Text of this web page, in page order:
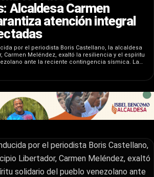
Alcaldesa Carmen
atención integral
por el periodista Boris Castellano, la alcaldesa
Carmen Meléndez, exaltó la resiliencia y el espíritu
ante la reciente contingencia sísmica. La…
por el periodista Boris Castellano,
Libertador, Carmen Meléndez, exaltó
solidario del pueblo venezolano ante